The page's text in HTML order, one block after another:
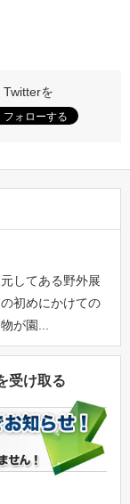
してある野外展
初めにかけての
が園...
受け取る